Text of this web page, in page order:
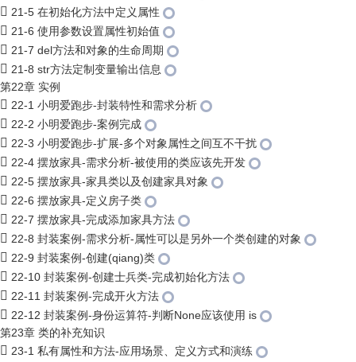
21-5 在初始化方法中定义属性
21-6 使用参数设置属性初始值
21-7 del方法和对象的生命周期
21-8 str方法定制变量输出信息
第22章 实例
22-1 小明爱跑步-封装特性和需求分析
22-2 小明爱跑步-案例完成
22-3 小明爱跑步-扩展-多个对象属性之间互不干扰
22-4 摆放家具-需求分析-被使用的类应该先开发
22-5 摆放家具-家具类以及创建家具对象
22-6 摆放家具-定义房子类
22-7 摆放家具-完成添加家具方法
22-8 封装案例-需求分析-属性可以是另外一个类创建的对象
22-9 封装案例-创建(qiang)类
22-10 封装案例-创建士兵类-完成初始化方法
22-11 封装案例-完成开火方法
22-12 封装案例-身份运算符-判断None应该使用 is
第23章 类的补充知识
23-1 私有属性和方法-应用场景、定义方式和演练